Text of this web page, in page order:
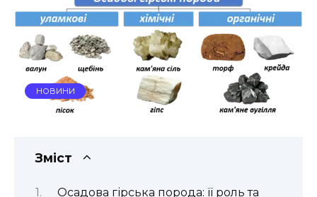
НОВИНИ
Зміст
Осадова гірська порода: її роль та